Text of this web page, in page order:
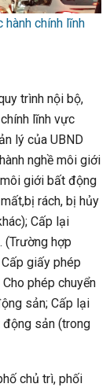
hành chính lĩnh
trình nội bộ,
lĩnh vực
lý của UBND
nghề môi giới
giới bất động
rách, bị hủy
Cấp lại
(Trường hợp
giấy phép
phép chuyển
sản; Cấp lại
sản (trong
chủ trì, phối